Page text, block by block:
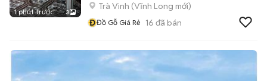
1 phút trước 3
Trà Vinh (Vĩnh Long mới)
ĐĐồ Gỗ Giá Rẻ 16 đã bán